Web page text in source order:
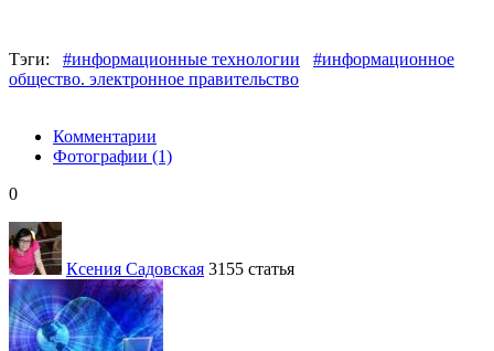
Тэги: #информационные технологии
#информационное
общество. электронное правительство
Комментарии
Фотографии (1)
0
Ксения Садовская 3155 статья